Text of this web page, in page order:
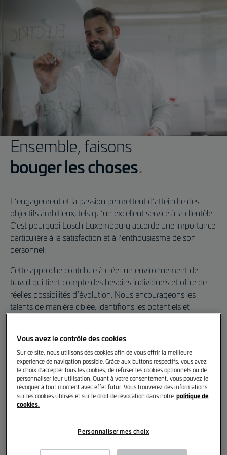
Ensemble, faisons
bouger les choses
L’engagement et la passion permettent d’atteindre des
objectifs ambitieux, tels qu’un excellent service à la clientèle.
C’est pourquoi Losch Luxembourg accorde une importance
particulière à la satisfaction et à l’enthousiasme de son
personnel.
Cette approche contribue à créer un environnement de
travail qui tient compte des besoins individuels et offre de
réelles possibilités d’évolution. Nous encourageons les
talents de manière ciblée, identifions les potentiels et
Tout repose sur une attitude commune, caractérisée par la
cohésion, l’ouverture d’esprit et le respect mutuel.
Les valeurs que nous incarnons font la différence :
emprunter de nouvelles voies avec passion et courage,
partage de responsabilité et confiance dans les équipes,
Vous avez le contrôle des cookies
Sur ce site, nous utilisons des cookies afin de vous offrir la meilleure
experience de navigation possible. Grâce aux buttons respectifs, vous avez
le choix d'accepter tous les cookies, de refuser les cookies optionnels ou de
personnaliser leur utilisation. Quant à votre consentement, vous pouvez le
révoquer à tout moment avec effet futur. Vous trouverez des informations
sur les cookies utilisés et sur le droit de révocation dans notre politique de
cookies.
Personnaliser mes choix